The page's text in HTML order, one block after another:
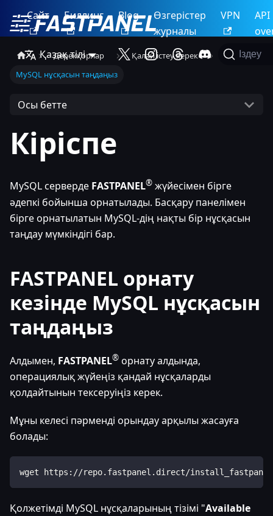
Сайт Биллинг Blog
Өзгерістер
журналы
VPN
API
Қазақ тілі
Іздеу
Дерекқорлар
Қалай істеу керек
MySQL нұсқасын таңдаңыз
Осы бетте
Кіріспе
MySQL серверде FASTPANEL® жүйесімен бірге
әдепкі бойынша орнатылады. Басқару панелімен
бірге орнатылатын MySQL-дің нақты бір нұсқасын
таңдау мүмкіндігі бар.
FASTPANEL орнату
кезінде MySQL нұсқасын
таңдаңыз
Алдымен, FASTPANEL® орнату алдында,
операциялық жүйеңіз қандай нұсқаларды
қолдайтынын тексеруіңіз керек.
Мұны келесі пәрменді орындау арқылы жасауға
болады:
wget https://repo.fastpanel.direct/
Қолжетімді MySQL нұсқаларының тізімі "Available